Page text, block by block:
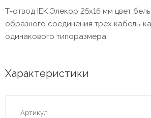
Т-отвод IEK Элекор 25х16 мм цвет
образного соединения трех кабель-
одинакового типоразмера.
Характеристики
Артикул